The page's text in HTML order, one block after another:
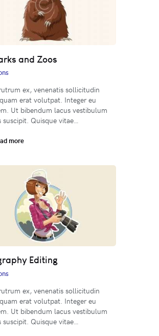
and Zoos
ex, venenatis sollicitudin
erat volutpat. Integer eu
Ut bibendum lacus vestibulum
suscipit. Quisque vitae…
more
Editing
ex, venenatis sollicitudin
erat volutpat. Integer eu
Ut bibendum lacus vestibulum
suscipit. Quisque vitae…